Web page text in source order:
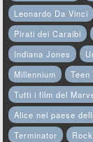
Leonardo Da Vinci
Pirati dei Caraibi
Indiana Jones
Millennium
Teen
Tutti i film del
Alice nel paese
Terminator